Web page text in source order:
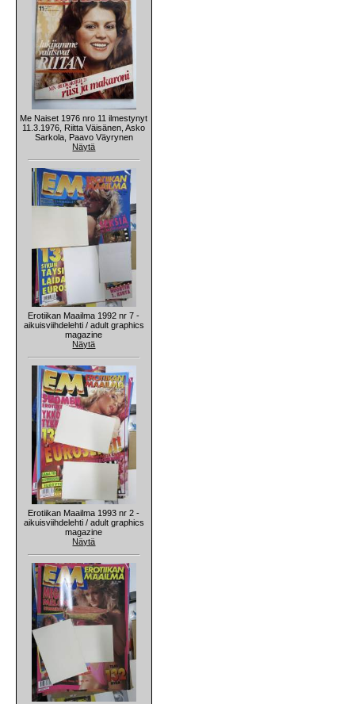
Me Naiset 1976 nro 11 ilmestynyt
11.3.1976, Riitta Väisänen, Asko
Sarkola, Paavo Väyrynen
Näytä
Erotiikan Maailma 1992 nr 7 -
aikuisviihdelehti / adult graphics
magazine
Näytä
Erotiikan Maailma 1993 nr 2 -
aikuisviihdelehti / adult graphics
magazine
Näytä